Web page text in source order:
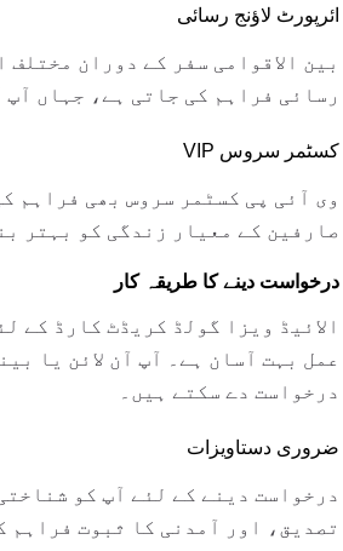
ائرپورٹ لاؤنج رسائی
بین الاقوامی سفر کے دوران مختلف
رسائی فراہم کی جاتی ہے، جہاں
VIP کسٹمر سروس
وی آئی پی کسٹمر سروس بھی فراہم
صارفین کے معیار زندگی کو بہتر
درخواست دینے کا طریقہ کار
الائیڈ ویزا گولڈ کریڈٹ کارڈ کے
عمل بہت آسان ہے۔ آپ آن لائن یا
درخواست دے سکتے ہیں۔
ضروری دستاویزات
درخواست دینے کے لئے آپ کو
تصدیق، اور آمدنی کا ثبوت فراہم